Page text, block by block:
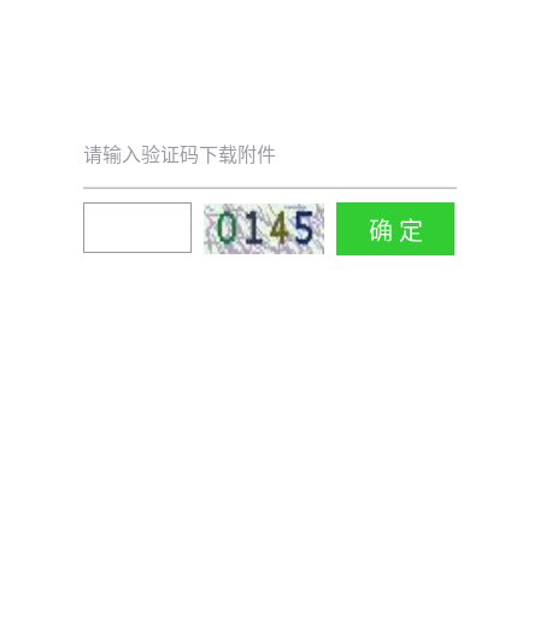
请输入验证码下载附件